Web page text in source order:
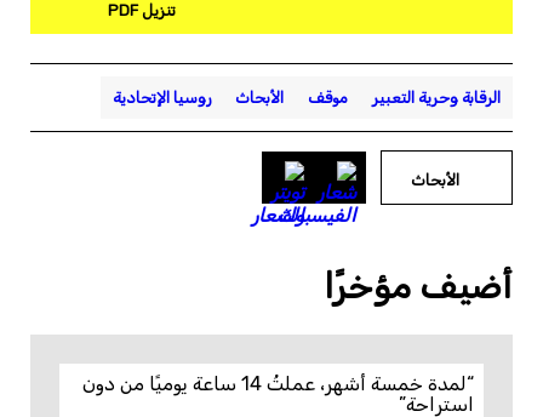
تنزيل PDF
الرقابة وحرية التعبير موقف الأبحاث روسيا الإتحادية
الأبحاث
أضيف مؤخرًا
“لمدة خمسة أشهر، عملتُ 14 ساعة يوميًا من دون
استراحة”